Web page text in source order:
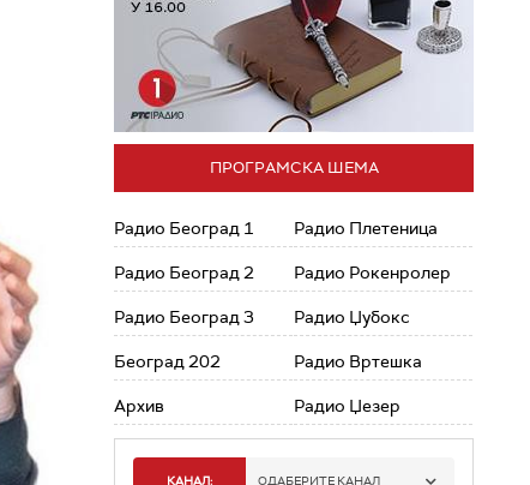
ПРОГРАМСКА ШЕМА
Радио Београд 1
Радио Београд 2
Радио Београд 3
Београд 202
Архив
Радио Плетеница
Радио Рокенролер
Радио Џубокс
Радио Вртешка
Радио Џезер
КАНАЛ: ОДАБЕРИТЕ КАНАЛ